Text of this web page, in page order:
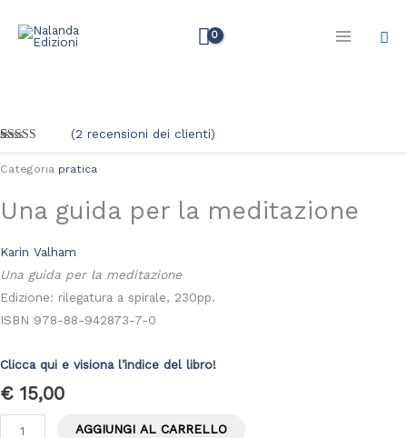
Valutato
4.50su 5
su base di
2
(2 recensioni dei clienti)
Categoria pratica
Una guida per la meditazione
Karin Valham
Una guida per la meditazione
Edizione: rilegatura a spirale, 230pp.
ISBN 978-88-942873-7-0
Clicca qui e visiona l’indice del libro!
€ 15,00
per
la
meditazione
AGGIUNGI AL CARRELLO